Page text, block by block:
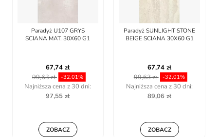
Paradyż U107 GRYS
SCIANA MAT. 30X60 G1
67,74 zł
99,63 zł
-32,01%
Najniższa cena z 30 dni:
97,55 zł
ZOBACZ
Paradyż SUNLIGHT STONE
BEIGE SCIANA 30X60 G1
67,74 zł
99,63 zł
-32,01%
Najniższa cena z 30 dni:
89,06 zł
ZOBACZ